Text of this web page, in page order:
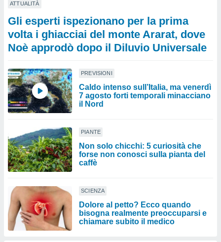
ATTUALITÀ
Gli esperti ispezionano per la prima
volta i ghiacciai del monte Ararat, dove
Noè approdò dopo il Diluvio Universale
PREVISIONI
Caldo intenso sull’Italia, ma venerdì
7 agosto forti temporali minacciano
il Nord
PIANTE
Non solo chicchi: 5 curiosità che
forse non conosci sulla pianta del
caffè
SCIENZA
Dolore al petto? Ecco quando
bisogna realmente preoccuparsi e
chiamare subito il medico